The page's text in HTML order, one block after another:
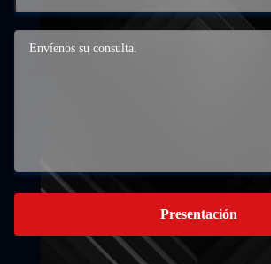
Presentación